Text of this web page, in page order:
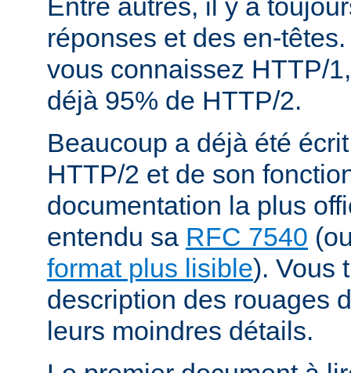
Entre autres, il y a
réponses et des en-
vous connaissez HTTP/
déjà 95% de HTTP/2.
Beaucoup a déjà été
HTTP/2 et de son
documentation la plus
entendu sa RFC 7540
format plus lisible). Vous
description des rouages
leurs moindres détails.